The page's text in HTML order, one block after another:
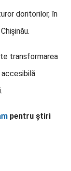
doritorilor, în
transformarea
pentru știri